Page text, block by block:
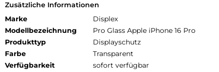
Zusätzliche Informationen
Marke
Displex
Modellbezeichnung
Pro Glass Apple iPhone 16 Pro
Produkttyp
Displayschutz
Farbe
Transparent
Verfügbarkeit
sofort verfügbar